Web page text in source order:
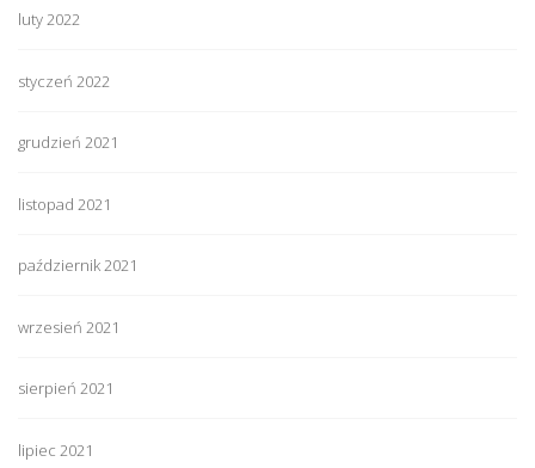
luty 2022
styczeń 2022
grudzień 2021
listopad 2021
październik 2021
wrzesień 2021
sierpień 2021
lipiec 2021